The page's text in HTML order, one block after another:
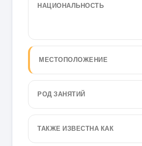
НАЦИОНАЛЬНОСТЬ
МЕСТОПОЛОЖЕНИЕ
РОД ЗАНЯТИЙ
ТАКЖЕ ИЗВЕСТНА КАК